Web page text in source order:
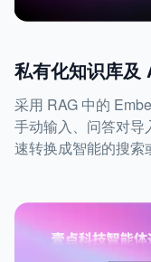
私有化知识库及
采用 RAG 中的
手动输入、问答对
速转换成智能的搜索